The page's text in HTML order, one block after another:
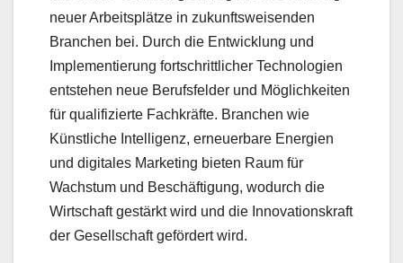
neuer Arbeitsplätze in zukunftsweisenden
Branchen bei. Durch die Entwicklung und
Implementierung fortschrittlicher Technologien
entstehen neue Berufsfelder und Möglichkeiten
für qualifizierte Fachkräfte. Branchen wie
Künstliche Intelligenz, erneuerbare Energien
und digitales Marketing bieten Raum für
Wachstum und Beschäftigung, wodurch die
Wirtschaft gestärkt wird und die Innovationskraft
der Gesellschaft gefördert wird.